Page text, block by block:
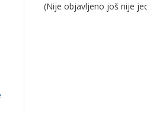
(Nije objavljeno još nije